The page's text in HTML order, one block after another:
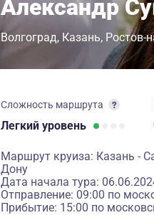
Александр
Волгоград Казань Ростов-
Сложность маршрута
Легкий уровень
Маршрут круиза: Казань -
Дону
Дата начала тура:
Отправление: 09:00 по
Прибытие: 15:00 по